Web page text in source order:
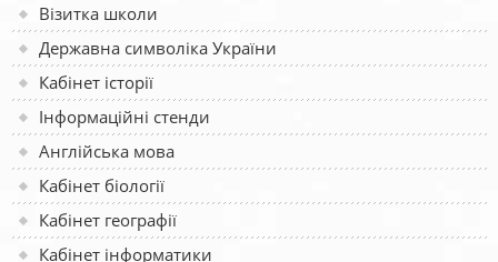
Візитка школи
Державна символіка України
Кабінет історії
Інформаційні стенди
Англійська мова
Кабінет біології
Кабінет географії
Кабінет інформатики